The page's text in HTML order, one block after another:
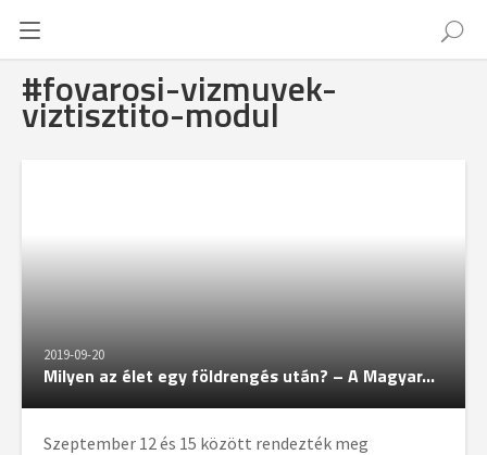
#fovarosi-vizmuvek-
viztisztito-modul
2019-09-20
Milyen az élet egy földrengés után? – A Magyar...
Szeptember 12 és 15 között rendezték meg